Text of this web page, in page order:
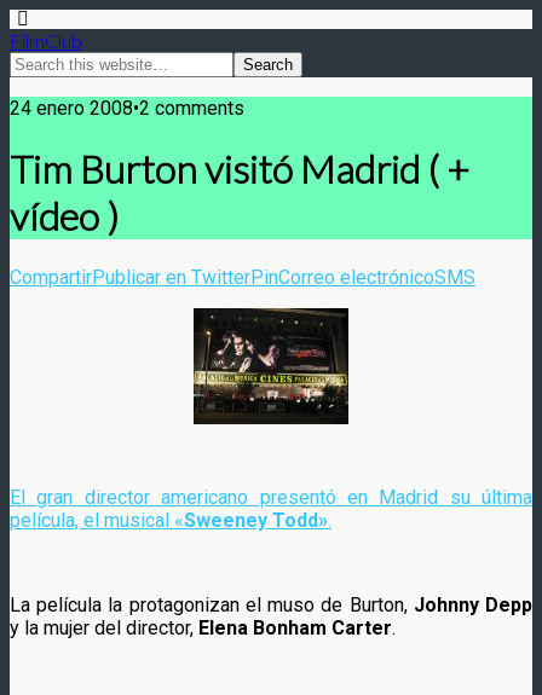
FilmClub
24 enero 2008•2 comments
Tim Burton visitó Madrid ( +
vídeo )
CompartirPublicar en TwitterPinCorreo electrónicoSMS
El gran director americano presentó en Madrid su última
película, el musical «Sweeney Todd».
La película la protagonizan el muso de Burton, Johnny Depp
y la mujer del director, Elena Bonham Carter.